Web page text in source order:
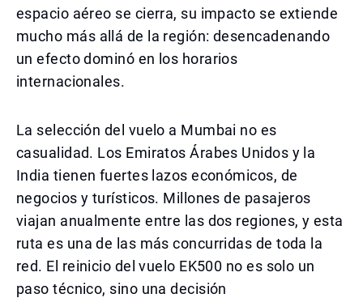
espacio aéreo se cierra, su impacto se extiende
mucho más allá de la región: desencadenando
un efecto dominó en los horarios
internacionales.
La selección del vuelo a Mumbai no es
casualidad. Los Emiratos Árabes Unidos y la
India tienen fuertes lazos económicos, de
negocios y turísticos. Millones de pasajeros
viajan anualmente entre las dos regiones, y esta
ruta es una de las más concurridas de toda la
red. El reinicio del vuelo EK500 no es solo un
paso técnico, sino una decisión